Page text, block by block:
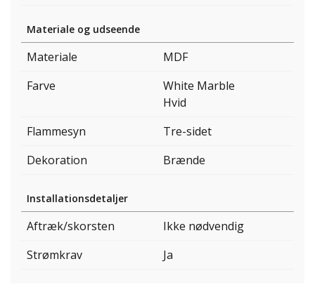
Materiale og udseende
Materiale
MDF
Farve
White Marble
Hvid
Flammesyn
Tre-sidet
Dekoration
Brænde
Installationsdetaljer
Aftræk/skorsten
Ikke nødvendig
Strømkrav
Ja